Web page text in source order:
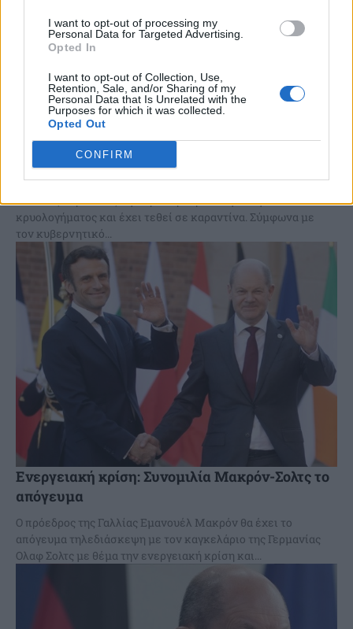
I want to opt-out of processing my
Personal Data for Targeted Advertising.
Opted In
I want to opt-out of Collection, Use,
Retention, Sale, and/or Sharing of my
Personal Data that Is Unrelated with the
Purposes for which it was collected.
Opted Out
CONFIRM
Γερμανία: Θετικός στον κορωνοϊό ο Σολτς
Θετικός στον κορωνοϊό βρέθηκε ο καγκελάριος Όλαφ Σολτς,
ο οποίος παρουσιάζει μέχρι τώρα ήπια συμπτώματα
κρυολογήματος και έχει τεθεί σε καραντίνα. Σύμφωνα με
τον κυβερνητικό...
Ενεργειακή κρίση: Συνομιλία Μακρόν-Σολτς το
απόγευμα
Ο πρόεδρος της Γαλλίας Εμανουέλ Μακρόν θα έχει το
απόγευμα τηλεδιάσκεψη με τον καγκελάριο της Γερμανίας
Ολαφ Σολτς με θέμα την ενεργειακή κρίση και...